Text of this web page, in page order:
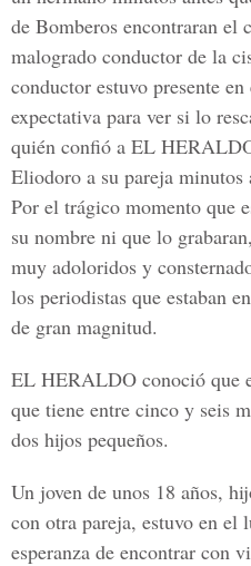
de Bomberos encontraran el
malogrado conductor de la
conductor estuvo presente
expectativa para ver si lo
quién confió a EL
Eliodoro a su pareja minutos
Por el trágico momento que
su nombre ni que lo
muy adoloridos y
los periodistas que estaban
de gran magnitud.
EL HERALDO conoció que
que tiene entre cinco y seis
dos hijos pequeños.
Un joven de unos 18 años,
con otra pareja, estuvo en el
esperanza de encontrar con